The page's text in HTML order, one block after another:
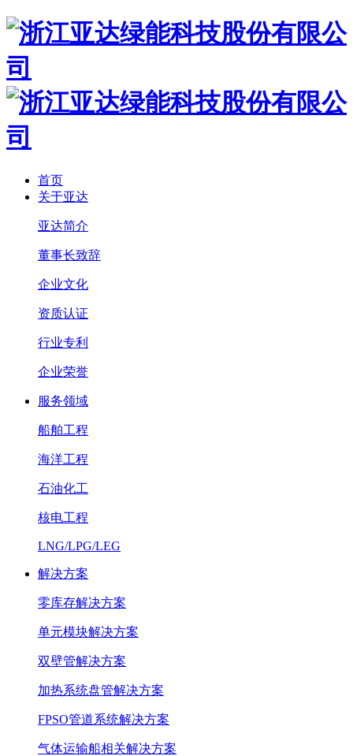
首页
关于亚达
亚达简介
董事长致辞
企业文化
资质认证
行业专利
企业荣誉
服务领域
船舶工程
海洋工程
石油化工
核电工程
LNG/LPG/LEG
解决方案
零库存解决方案
单元模块解决方案
双壁管解决方案
加热系统盘管解决方案
FPSO管道系统解决方案
气体运输船相关解决方案